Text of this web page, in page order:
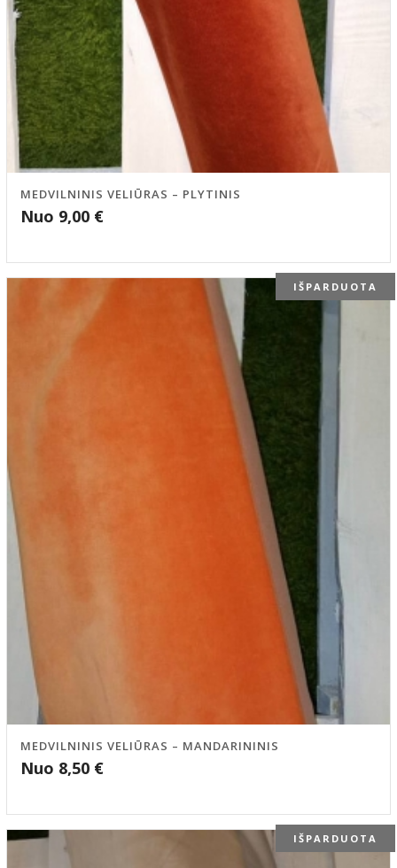
MEDVILNINIS VELIŪRAS – PLYTINIS
Nuo 9,00 €
IŠPARDUOTA
MEDVILNINIS VELIŪRAS – MANDARININIS
Nuo 8,50 €
IŠPARDUOTA